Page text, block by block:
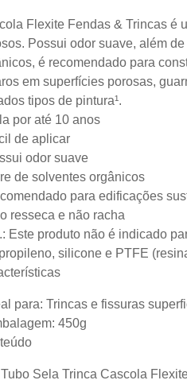
Flexite Fendas & Trincas é
Possui odor suave, além
é recomendado para
em superfícies porosas,
tipos de pintura¹.
por até 10 anos
de aplicar
odor suave
de solventes orgânicos
para edificações
resseca e não racha
Este produto não é indicado
silicone e PTFE
para: Trincas e fissuras
450g
Sela Trinca Cascola